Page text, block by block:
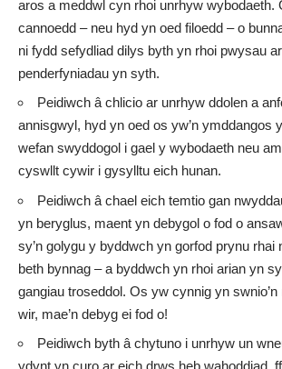
aros a meddwl cyn rhoi unrhyw wybodaeth.
cannoedd – neu hyd yn oed filoedd – o
ni fydd sefydliad dilys byth yn rhoi pwysau
penderfyniadau yn syth.
Peidiwch â chlicio ar unrhyw ddolen a
annisgwyl, hyd yn oed os yw’n ymddangos
wefan swyddogol i gael y wybodaeth neu
cyswllt cywir i gysylltu eich hunan.
Peidiwch â chael eich temtio gan
yn beryglus, maent yn debygol o fod o
sy’n golygu y byddwch yn gorfod prynu rhai
beth bynnag – a byddwch yn rhoi arian yn
gangiau troseddol. Os yw cynnig yn
wir, mae’n debyg ei fod o!
Peidiwch byth â chytuno i unrhyw un